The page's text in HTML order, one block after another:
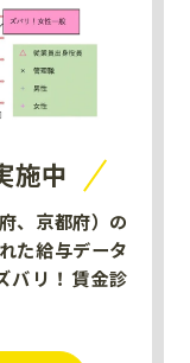
施中
、京都府）の
た給与データ
バリ！賃金診